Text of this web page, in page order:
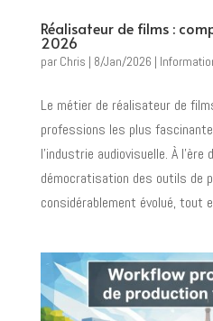
Réalisateur de films :
2026
par Chris | 8/Jan/2026 |
Le métier de réalisateur de
professions les plus
l'industrie audiovisuelle. À l'ère
démocratisation des outils de
considérablement évolué, tout